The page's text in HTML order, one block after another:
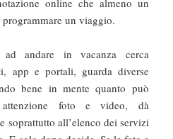
online che almeno un
un viaggio.
andare in vacanza cerca
app e portali, guarda diverse
bene in mente quanto può
attenzione foto e video, dà
soprattutto all’elenco dei servizi